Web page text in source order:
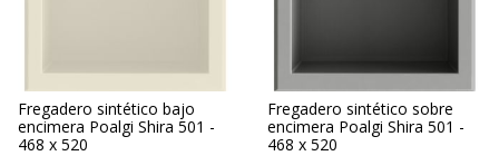
Fregadero sintético bajo
encimera Poalgi Shira 501 -
468 x 520
Fregadero sintético sobre
encimera Poalgi Shira 501 -
468 x 520